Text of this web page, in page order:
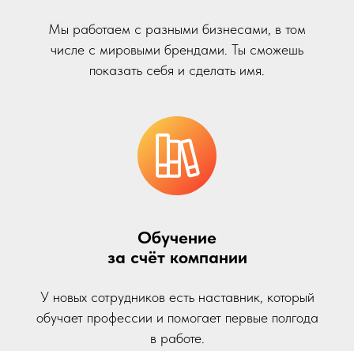
Мы работаем с разными бизнесами, в том
числе с мировыми брендами. Ты сможешь
показать себя и сделать имя.
Обучение
за счёт компании
У новых сотрудников есть наставник, который
обучает профессии и помогает первые полгода
в работе.